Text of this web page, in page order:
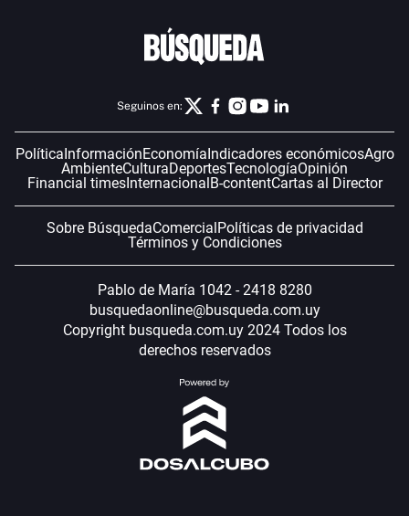
Seguinos en:
PolíticaInformaciónEconomíaIndicadores económicosAgro
AmbienteCulturaDeportesTecnologíaOpinión
Financial timesInternacionalB-contentCartas al Director
Sobre BúsquedaComercialPolíticas de privacidad
Términos y Condiciones
Pablo de María 1042 - 2418 8280
busquedaonline@busqueda.com.uy
Copyright busqueda.com.uy 2024 Todos los
derechos reservados